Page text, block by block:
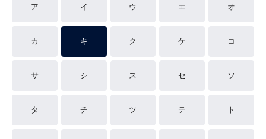
ア イ ウ エ オ
カ キ ク ケ コ
サ シ ス セ ソ
タ チ ツ テ ト